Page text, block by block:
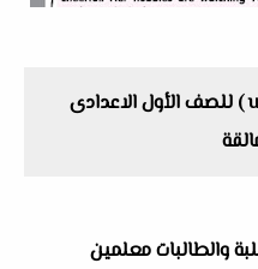
امتحان لغة انجليزية ( units 1 : 2 ) للصف الأول الاعدادى
والطالبات معلمين